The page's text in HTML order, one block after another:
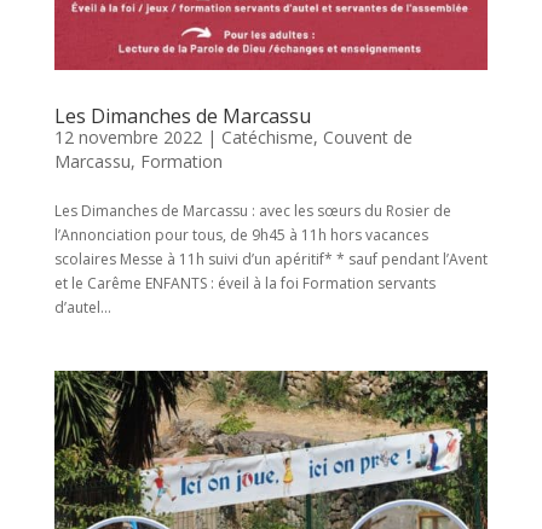
Les Dimanches de Marcassu
12 novembre 2022| Catéchisme, Couvent de
Marcassu, Formation
Les Dimanches de Marcassu : avec les sœurs du Rosier de
l’Annonciation pour tous, de 9h45 à 11h hors vacances
scolaires Messe à 11h suivi d’un apéritif* * sauf pendant l’Avent
et le Carême ENFANTS : éveil à la foi Formation servants
d’autel...